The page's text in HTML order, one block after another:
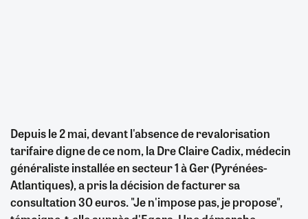
Depuis le 2 mai, devant l'absence de revalorisation
tarifaire digne de ce nom, la Dre Claire Cadix, médecin
généraliste installée en secteur 1 à Ger (Pyrénées-
Atlantiques), a pris la décision de facturer sa
consultation 30 euros. "Je n'impose pas, je propose",